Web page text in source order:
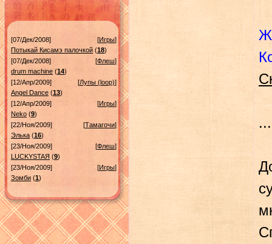
[07/Дек/2008] [Игры]
Потыкай Кисамэ палочкой (18)
[07/Дек/2008]
[Флеш]
drum machine (14)
[12/Апр/2009]
[Лупы (loop)]
Angel Dance (13)
[12/Апр/2009]
[Игры]
Neko (9)
[22/Ноя/2009]
[Тамагочи]
Элька (16)
[23/Ноя/2009]
[Флеш]
LUСKYSTAЯ (9)
[23/Ноя/2009]
[Игры]
Зомби (1)